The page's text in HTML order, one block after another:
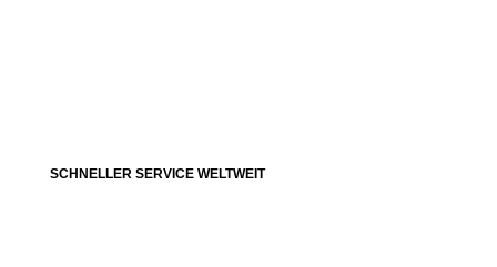
SCHNELLER SERVICE WELTWEIT